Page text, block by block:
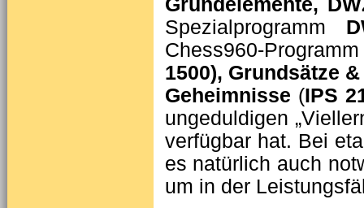
Grundelemente,
Spezialprogramm
Chess960-
1500), Grundsätze
Geheimnisse (IPS
ungeduldigen
verfügbar hat. Bei
es natürlich auch
um in der